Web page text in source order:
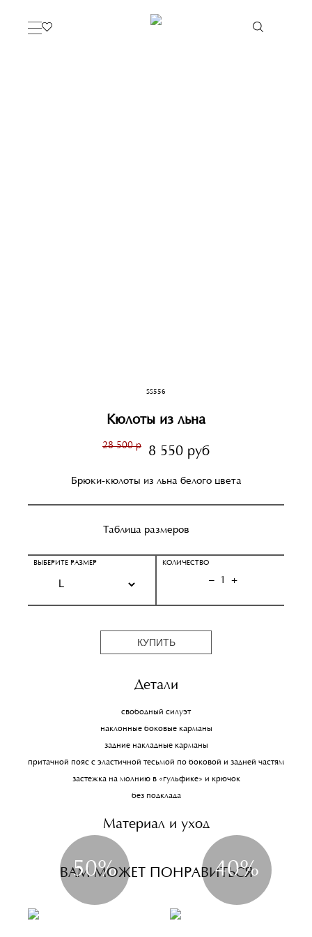
SS556
Кюлоты из льна
28 500 р 8 550 руб
Брюки-кюлоты из льна белого цвета
Таблица размеров
ВЫБЕРИТЕ РАЗМЕР КОЛИЧЕСТВО
– 1 +
КУПИТЬ
Детали
свободный силуэт
наклонные боковые карманы
задние накладные карманы
притачной пояс с эластичной тесьмой по боковой и задней частям
застежка на молнию в «гульфике» и крючок
без подклада
Материал и уход
ВАМ МОЖЕТ ПОНРАВИТЬСЯ
50% 40%